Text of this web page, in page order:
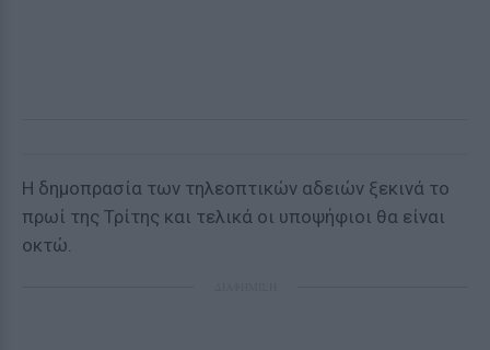
Η δημοπρασία των τηλεοπτικών αδειών ξεκινά το
πρωί της Τρίτης και τελικά οι υποψήφιοι θα είναι
οκτώ.